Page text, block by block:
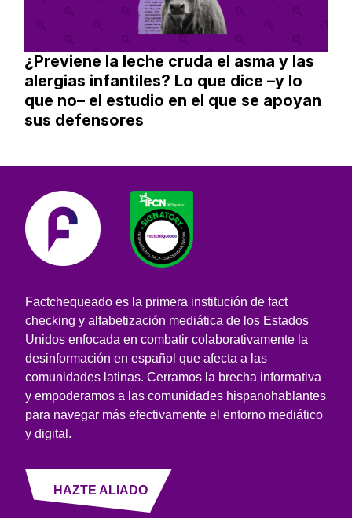
¿Previene la leche cruda el asma y las
alergias infantiles? Lo que dice –y lo
que no– el estudio en el que se apoyan
sus defensores
Factchequeado es la primera institución de fact
checking y alfabetización mediática de los Estados
Unidos enfocada en combatir colaborativamente la
desinformación en español que afecta a las
comunidades latinas. Cerramos la brecha informativa
y empoderamos a las comunidades hispanohablantes
para navegar más efectivamente el entorno mediático
y digital.
HAZTE ALIADO